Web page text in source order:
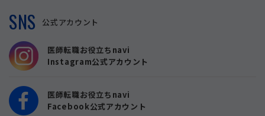
SNS 公式アカウント
医師転職お役立ちnavi
Instagram公式アカウント
医師転職お役立ちnavi
Facebook公式アカウント